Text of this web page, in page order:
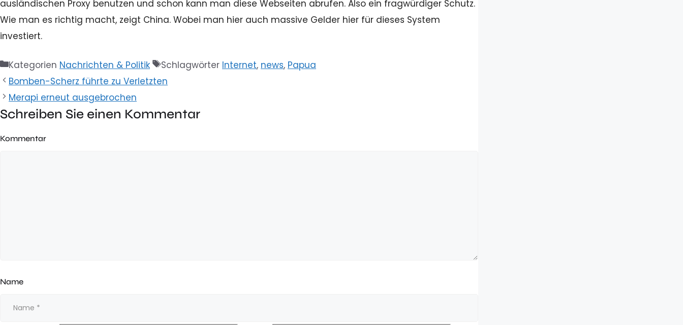
ausländischen Proxy benutzen und schon kann man diese Webseiten abrufen. Also ein fragwürdiger Schutz.
Wie man es richtig macht, zeigt China. Wobei man hier auch massive Gelder hier für dieses System
investiert.
Kategorien Nachrichten & Politik Schlagwörter Internet, news, Papua
Bomben-Scherz führte zu Verletzten
Merapi erneut ausgebrochen
Schreiben Sie einen Kommentar
Kommentar
Name